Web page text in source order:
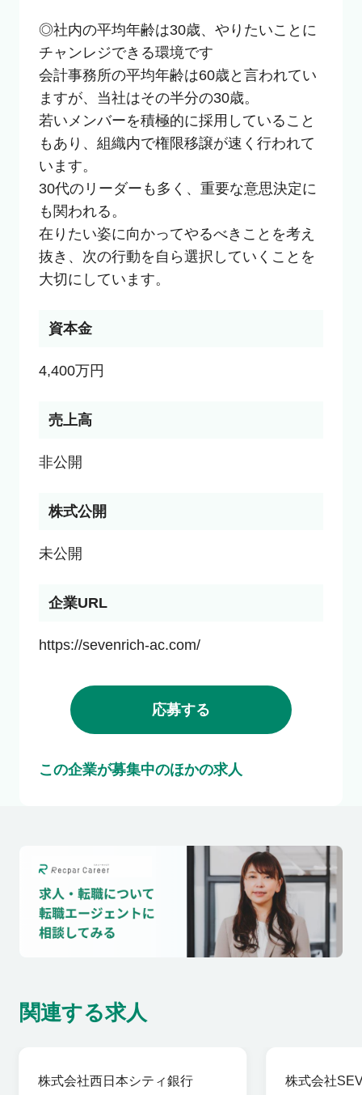
◎社内の平均年齢は30歳、やりたいことに
チャンレジできる環境です
会計事務所の平均年齢は60歳と言われてい
ますが、当社はその半分の30歳。
若いメンバーを積極的に採用していること
もあり、組織内で権限移譲が速く行われて
います。
30代のリーダーも多く、重要な意思決定に
も関われる。
在りたい姿に向かってやるべきことを考え
抜き、次の行動を自ら選択していくことを
大切にしています。
資本金
4,400万円
売上高
非公開
株式公開
未公開
企業URL
https://sevenrich-ac.com/
応募する
この企業が募集中のほかの求人
関連する求人
株式会社西日本シティ銀行 株式会社